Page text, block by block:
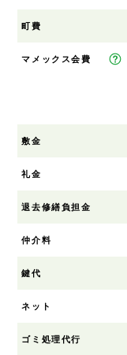
町費
マメックス会費
敷金
礼金
退去修繕負担金
仲介料
鍵代
ネット
ゴミ処理代行